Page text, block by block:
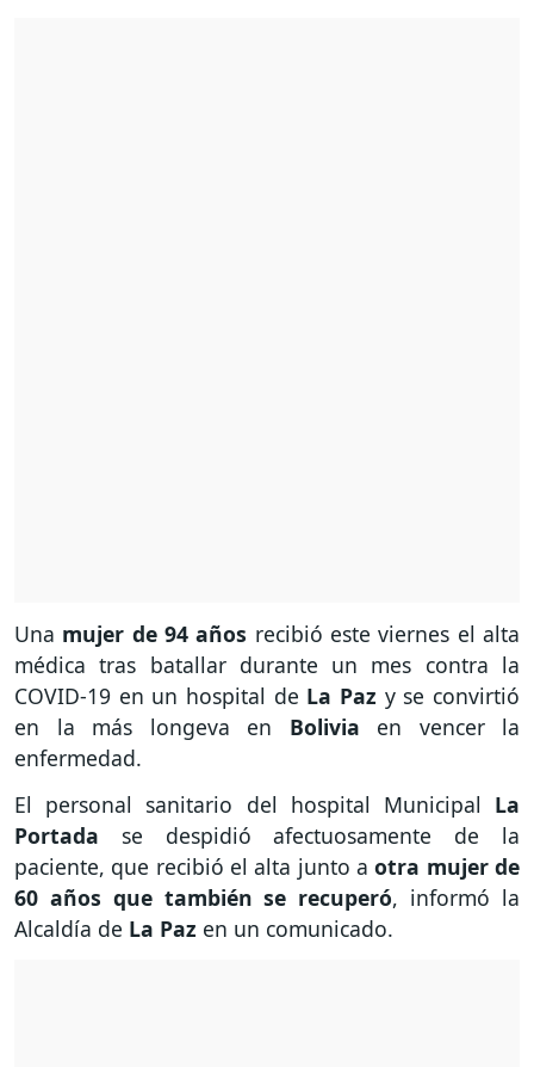
Una mujer de 94 años recibió este viernes el alta
médica tras batallar durante un mes contra la
COVID-19 en un hospital de La Paz y se convirtió
en la más longeva en Bolivia en vencer la
enfermedad.
El personal sanitario del hospital Municipal La
Portada se despidió afectuosamente de la
paciente, que recibió el alta junto aotra mujer de
60 años que también se recuperó, informó la
Alcaldía de La Paz en un comunicado.